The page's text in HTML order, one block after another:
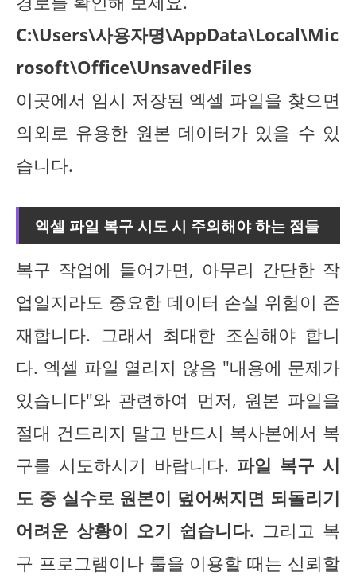
C:\Users\사용자명\AppData\Local\Mic
rosoft\Office\UnsavedFiles
이곳에서 임시 저장된 엑셀 파일을 찾으면
의외로 유용한 원본 데이터가 있을 수 있
습니다.
엑셀 파일 복구 시도 시 주의해야 하는 점들
복구 작업에 들어가면, 아무리 간단한 작
업일지라도 중요한 데이터 손실 위험이 존
재합니다. 그래서 최대한 조심해야 합니
다. 엑셀 파일 열리지 않음 "내용에 문제가
있습니다"와 관련하여 먼저, 원본 파일을
절대 건드리지 말고 반드시 복사본에서 복
구를 시도하시기 바랍니다. 파일 복구 시
도 중 실수로 원본이 덮어써지면 되돌리기
어려운 상황이 오기 쉽습니다. 그리고 복
구 프로그램이나 툴을 이용할 때는 신뢰할